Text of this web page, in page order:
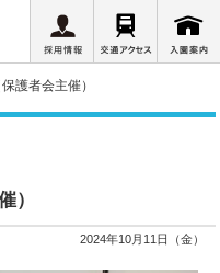
護者会主催）
）
2024年10月11日（金）